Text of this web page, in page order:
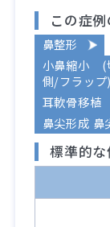
この症
鼻整形
小鼻縮小 (
側/フラップ)
耳軟骨移植
鼻尖形成 鼻
標準的な